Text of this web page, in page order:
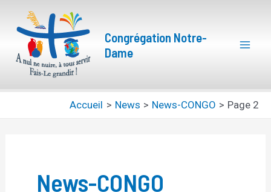
contenu
Congrégation Notre-
Dame
Accueil News News-CONGO Page 2
News-CONGO
Pagination
d’article